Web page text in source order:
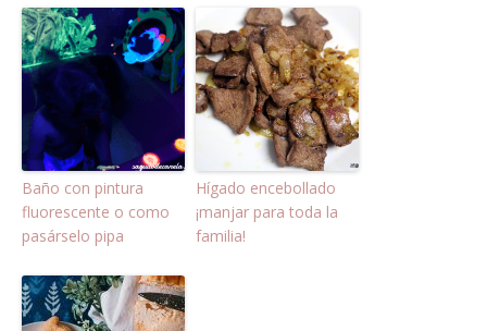
Baño con pintura
fluorescente o como
pasárselo pipa
Hígado encebollado
¡manjar para toda la
familia!